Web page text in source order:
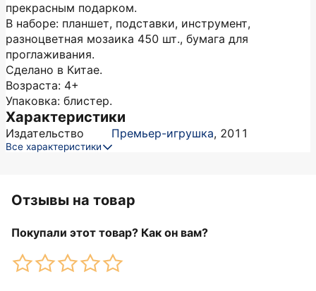
прекрасным подарком.
В наборе: планшет, подставки, инструмент,
разноцветная мозаика 450 шт., бумага для
проглаживания.
Сделано в Китае.
Возраста: 4+
Упаковка: блистер.
Характеристики
Издательство Премьер-игрушка, 2011
Все характеристики
Отзывы на товар
Покупали этот товар? Как он вам?